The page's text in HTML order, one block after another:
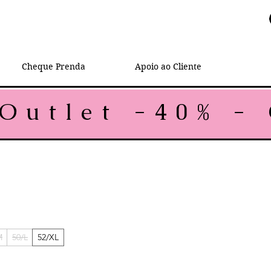
Cheque Prenda Apoio ao Cliente
50/L 52/XL